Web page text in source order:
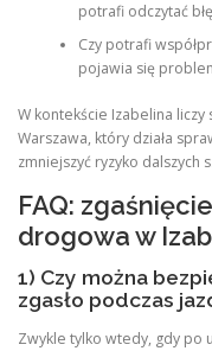
potrafi odczytać
Czy potrafi
pojawia się
W kontekście Izabelina
Warszawa, który działa
zmniejszyć ryzyko dalszych
FAQ:
drogowa w
1) Czy można
zgasło podczas
Zwykle tylko wtedy, gdy po